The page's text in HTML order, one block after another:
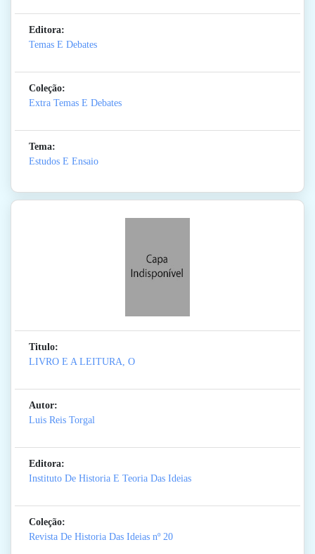
Editora:
Temas E Debates
Coleção:
Extra Temas E Debates
Tema:
Estudos E Ensaio
Titulo:
LIVRO E A LEITURA, O
Autor:
Luis Reis Torgal
Editora:
Instituto De Historia E Teoria Das Ideias
Coleção:
Revista De Historia Das Ideias nº 20